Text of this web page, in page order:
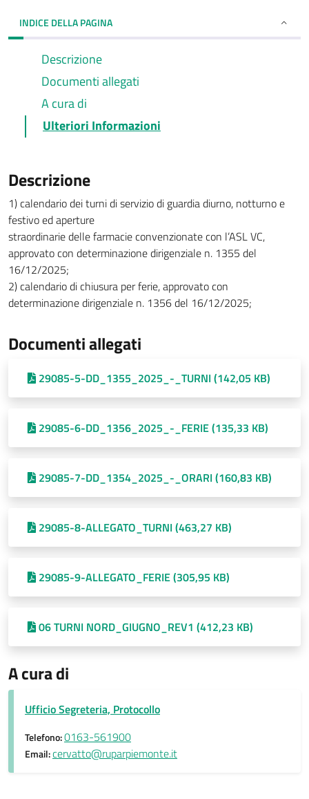
INDICE DELLA PAGINA
Descrizione
Documenti allegati
A cura di
Ulteriori Informazioni
Descrizione
1) calendario dei turni di servizio di guardia diurno, notturno e
festivo ed aperture
straordinarie delle farmacie convenzionate con l’ASL VC,
approvato con determinazione dirigenziale n. 1355 del
16/12/2025;
2) calendario di chiusura per ferie, approvato con
determinazione dirigenziale n. 1356 del 16/12/2025;
Documenti allegati
29085-5-DD_1355_2025_-_TURNI (142,05 KB)
29085-6-DD_1356_2025_-_FERIE (135,33 KB)
29085-7-DD_1354_2025_-_ORARI (160,83 KB)
29085-8-ALLEGATO_TURNI (463,27 KB)
29085-9-ALLEGATO_FERIE (305,95 KB)
06 TURNI NORD_GIUGNO_REV1 (412,23 KB)
A cura di
Ufficio Segreteria, Protocollo
Telefono:0163-561900
Email:cervatto@ruparpiemonte.it